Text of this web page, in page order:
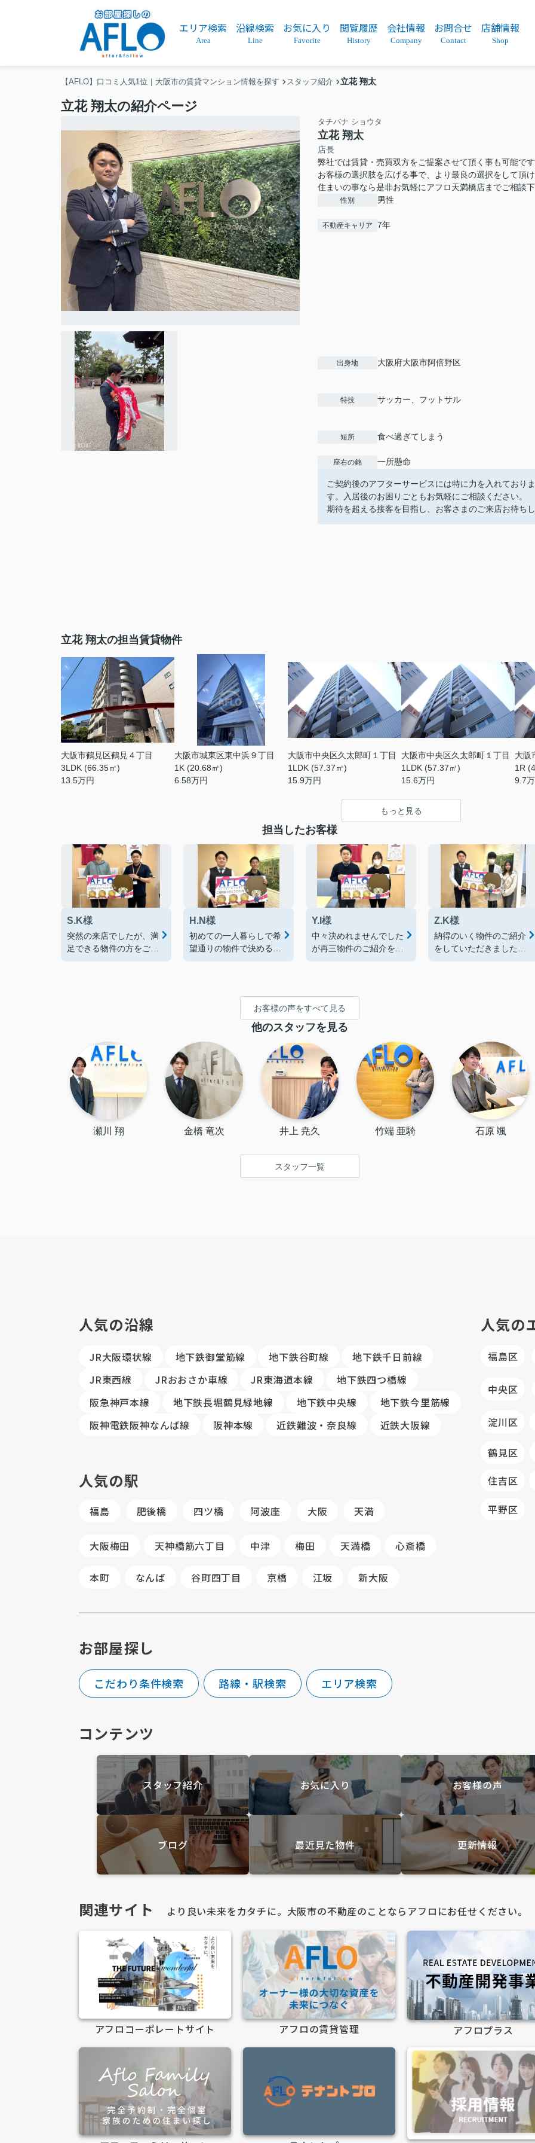
エリア検索
Area
沿線検索
Line
お気に入り
Favorite
閲覧履歴
History
会社情報
Company
お問合せ
Contact
店舗情報
Shop
【AFLO】口コミ人気1位｜大阪市の賃貸マンション情報を探す スタッフ紹介 立花 翔太
立花 翔太の紹介ページ
タチバナ ショウタ
立花 翔太
店長
弊社では賃貸・売買双方をご提案させて頂く事も可能で
お客様の選択肢を広げる事で、より最良の選択をして頂
住まいの事なら是非お気軽にアフロ天満橋店までご相談
性別 男性
不動産キャリア 7年
出身地 大阪府大阪市阿倍野区
特技 サッカー、フットサル
短所 食べ過ぎてしまう
座右の銘 一所懸命
ご契約後のアフターサービスには特に力を入れており
す。入居後のお困りごともお気軽にご相談ください。
期待を超える接客を目指し、お客さまのご来店お待ち
立花 翔太の担当賃貸物件
大阪市鶴見区鶴見４丁目
3LDK (66.35㎡)
13.5万円
大阪市城東区東中浜９丁目
1K (20.68㎡)
6.58万円
大阪市中央区久太郎町１丁目
1LDK (57.37㎡)
15.9万円
大阪市中央区久太郎町１丁目
1LDK (57.37㎡)
15.6万円
大阪
1R
9.7
もっと見る
担当したお客様
S.K様
突然の来店でしたが、満
足できる物件の方をご紹
介いただき契約までスム
H.N様
初めての一人暮らしで希
望通りの物件で決めるこ
とが出来ました！
Y.I様
中々決めれませんでした
が再三物件のご紹介をし
て頂き希望の物件に住む
Z.K様
納得のいく物件のご紹介
をしていただきました！
ありがとうございまし
お客様の声をすべて見る
他のスタッフを見る
瀬川 翔 金橋 竜次 井上 尭久 竹端 亜騎 石原 颯
スタッフ一覧
人気の沿線
JR大阪環状線 地下鉄御堂筋線 地下鉄谷町線
地下鉄千日前線
JR東西線
JRおおさか車線 JR東海道本線
地下鉄四つ橋線
阪急神戸本線
地下鉄長堀鶴見緑地線 地下鉄中央線
地下鉄今里筋線
阪神電鉄阪神なんば線
阪神本線 近鉄難波・奈良線 近鉄大阪線
人気の駅
福島 肥後橋 四ツ橋 阿波座 大阪 天満
大阪梅田 天神橋筋六丁目 中津 梅田 天満橋 心斎橋
本町 なんば 谷町四丁目 京橋 江坂 新大阪
人気の
福島区
中央区
淀川区
鶴見区
住吉区
平野区
お部屋探し
こだわり条件検索 路線・駅検索 エリア検索
コンテンツ
スタッフ紹介 お気に入り お客様の声
ブログ 最近見た物件 更新情報
関連サイト より良い未来をカタチに。大阪市の不動産のことならアフロにお任せください。
アフロコーポレートサイト アフロの賃貸管理 アフロプラス